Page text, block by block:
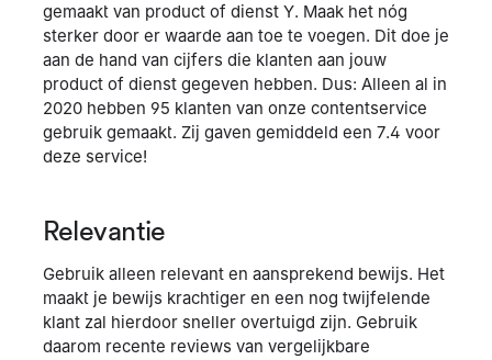
gemaakt van product of dienst Y. Maak het nóg
sterker door er waarde aan toe te voegen. Dit doe je
aan de hand van cijfers die klanten aan jouw
product of dienst gegeven hebben. Dus: Alleen al in
2020 hebben 95 klanten van onze contentservice
gebruik gemaakt. Zij gaven gemiddeld een 7.4 voor
deze service!
Relevantie
Gebruik alleen relevant en aansprekend bewijs. Het
maakt je bewijs krachtiger en een nog twijfelende
klant zal hierdoor sneller overtuigd zijn. Gebruik
daarom recente reviews van vergelijkbare